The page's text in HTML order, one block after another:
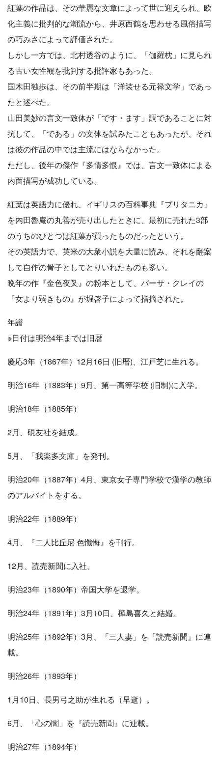
紅葉の作品は、その華麗な文章によって世に迎えられ、欧
化主義に批判的な潮流から、井原西鶴を思わせる風俗描写
の巧みさによって評価された。
しかし一方では、北村透谷のように、「伽羅枕」に見られ
る古い女性観を批判する批評家もあった。
国木田独歩は、その前半期は「洋装せる元禄文学」であっ
たと述べた。
山田美妙の言文一致体が「です・ます」調であることに対
抗して、「である」の文体を試みたこともあったが、それ
は彼の作品の中では主流にはならなかった。
ただし、後年の傑作『多情多恨』では、言文一致体による
内面描写が成功している。
紅葉は英語力に優れ、イギリスの百科事典『ブリタニカ』
を内田魯庵の丸善が売り出したときに、最初に売れた3部
のうちのひとつは紅葉が買ったものだったという。
その英語力で、英米の大衆小説を大量に読み、それを翻案
して自作の骨子としてとりいれたものも多い。
晩年の作『金色夜叉』の粉本として、バーサ・クレイの
『女より弱きもの』が堀啓子によって指摘された。
年譜
※日付は明治4年までは旧暦
慶応3年（1867年）12月16日 (旧暦)、江戸芝に生れる。
明治16年（1883年）9月、第一高等学校 (旧制)に入学。
明治18年（1885年）
2月、硯友社を結成。
5月、「我楽多文庫」を発刊。
明治20年（1887年）4月、東京女子専門学校で漢学の教師
のアルバイトをする。
明治22年（1889年）
4月、『二人比丘尼 色懺悔』を刊行。
12月、読売新聞に入社。
明治23年（1890年）帝国大学を退学。
明治24年（1891年）3月10日、樺島喜久と結婚。
明治25年（1892年）3月、「三人妻」を『読売新聞』に連
載。
明治26年（1893年）
1月10日、長男弓之助が生れる（早逝）。
6月、「心の闇」を『読売新聞』に連載。
明治27年（1894年）